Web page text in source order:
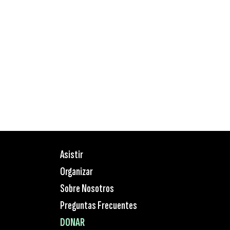
Asistir
Organizar
Sobre Nosotros
Preguntas Frecuentes
DONAR